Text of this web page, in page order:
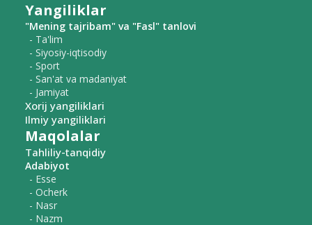
Yangiliklar
"Mening tajribam" va "Fasl" tanlovi
- Ta'lim
- Siyosiy-iqtisodiy
- Sport
- San'at va madaniyat
- Jamiyat
Xorij yangiliklari
Ilmiy yangiliklari
Maqolalar
Tahliliy-tanqidiy
Adabiyot
- Esse
- Ocherk
- Nasr
- Nazm